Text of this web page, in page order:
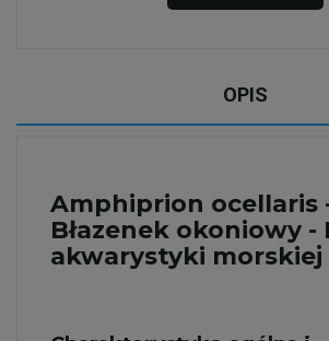
OPIS
Amphiprion ocellaris
Błazenek okoniowy -
akwarystyki morskiej